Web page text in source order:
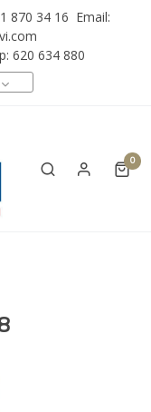
870 34 16 Email:
620 634 880
0